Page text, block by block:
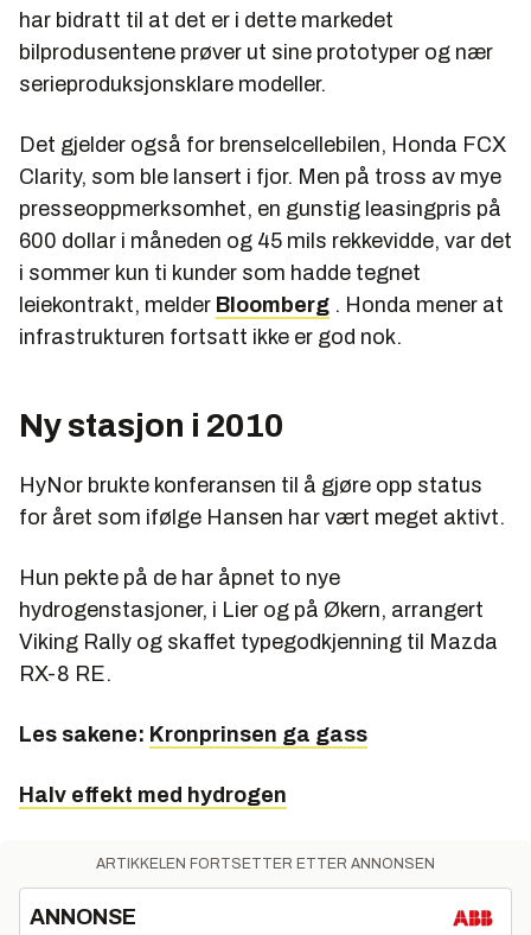
har bidratt til at det er i dette markedet
bilprodusentene prøver ut sine prototyper og nær
serieproduksjonsklare modeller.
Det gjelder også for brenselcellebilen, Honda FCX
Clarity, som ble lansert i fjor. Men på tross av mye
presseoppmerksomhet, en gunstig leasingpris på
600 dollar i måneden og 45 mils rekkevidde, var det
i sommer kun ti kunder som hadde tegnet
leiekontrakt, melder Bloomberg . Honda mener at
infrastrukturen fortsatt ikke er god nok.
Ny stasjon i 2010
HyNor brukte konferansen til å gjøre opp status
for året som ifølge Hansen har vært meget aktivt.
Hun pekte på de har åpnet to nye
hydrogenstasjoner, i Lier og på Økern, arrangert
Viking Rally og skaffet typegodkjenning til Mazda
RX-8 RE.
Les sakene: Kronprinsen ga gass
Halv effekt med hydrogen
ARTIKKELEN FORTSETTER ETTER ANNONSEN
ANNONSE